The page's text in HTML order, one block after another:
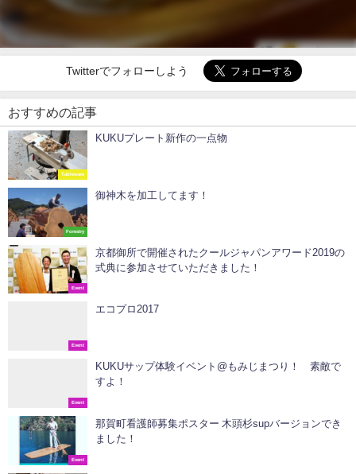
Twitterでフォローしよう
おすすめの記事
Tableware
KUKUプレート新作の一点物
Forestry
御神木を加工してます！
Event
京都御所で開催されたクールジャパンアワード2019の
式典に参加させていただきました！
Event
エコプロ2017
Event
KUKUサップ体験イベント@もみじまつり！ 素敵で
すよ！
Event
那賀町看護師募集ポスター 木頭杉supバージョンでき
ました！